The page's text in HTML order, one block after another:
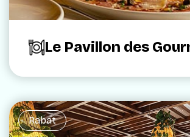
Le Pavillon des
Rabat